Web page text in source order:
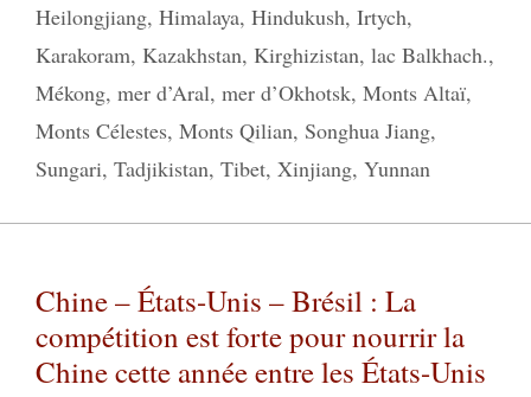
Heilongjiang, Himalaya, Hindukush, Irtych,
Karakoram, Kazakhstan, Kirghizistan, lac Balkhach.,
Mékong, mer d’Aral, mer d’Okhotsk, Monts Altaï,
Monts Célestes, Monts Qilian, Songhua Jiang,
Sungari, Tadjikistan, Tibet, Xinjiang, Yunnan
Chine – États-Unis – Brésil : La
compétition est forte pour nourrir la
Chine cette année entre les États-Unis